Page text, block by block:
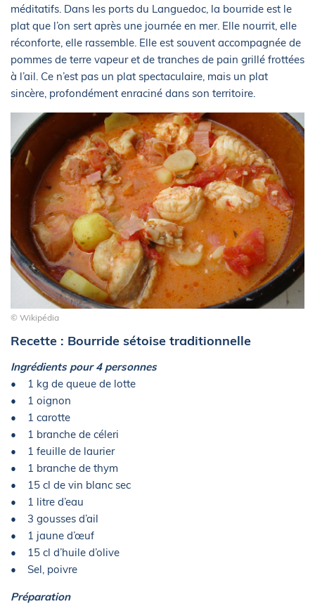
méditatifs. Dans les ports du Languedoc, la bourride est le
plat que l’on sert après une journée en mer. Elle nourrit, elle
réconforte, elle rassemble. Elle est souvent accompagnée de
pommes de terre vapeur et de tranches de pain grillé frottées
à l’ail. Ce n’est pas un plat spectaculaire, mais un plat
sincère, profondément enraciné dans son territoire.
© Wikipédia
Recette : Bourride sétoise traditionnelle
Ingrédients pour 4 personnes
• 1 kg de queue de lotte
• 1 oignon
• 1 carotte
• 1 branche de céleri
• 1 feuille de laurier
• 1 branche de thym
• 15 cl de vin blanc sec
• 1 litre d’eau
• 3 gousses d’ail
• 1 jaune d’œuf
• 15 cl d’huile d’olive
• Sel, poivre
Préparation